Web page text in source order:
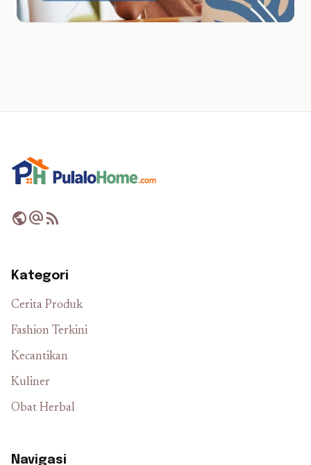
publicalternate_emailrss_feed
Kategori
Cerita Produk
Fashion Terkini
Kecantikan
Kuliner
Obat Herbal
Navigasi